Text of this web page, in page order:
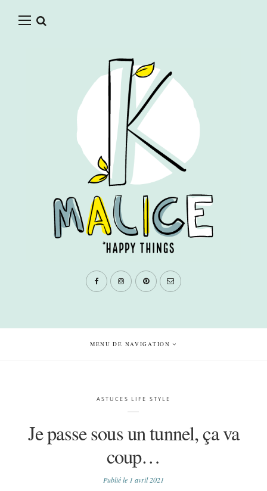
MENU DE NAVIGATION
ASTUCES LIFE STYLE
Je passe sous un tunnel, ça va
coup…
Publié le 1 avril 2021